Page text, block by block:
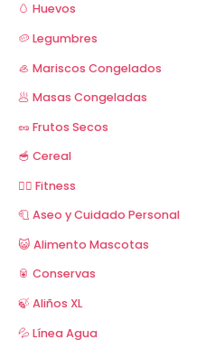
🥚 Huevos
🥔 Legumbres
🦪 Mariscos Congelados
🥟 Masas Congeladas
🥜 Frutos Secos
🥣 Cereal
🏋️‍♂️ Fitness
🧻 Aseo y Cuidado Personal
😺 Alimento Mascotas
🥫 Conservas
🍃 Aliños XL
💦 Línea Agua